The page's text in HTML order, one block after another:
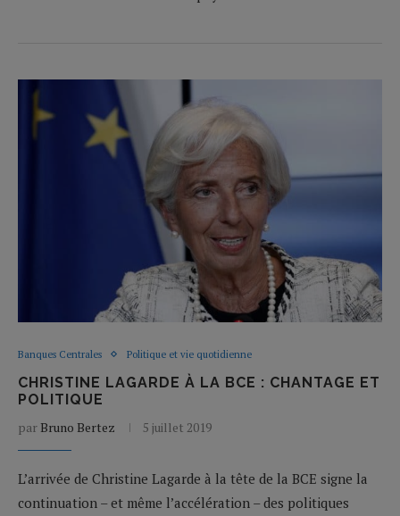
Banques Centrales Politique et vie quotidienne
CHRISTINE LAGARDE À LA BCE : CHANTAGE ET
POLITIQUE
par Bruno Bertez 5 juillet 2019
L’arrivée de Christine Lagarde à la tête de la BCE signe la
continuation – et même l’accélération – des politiques